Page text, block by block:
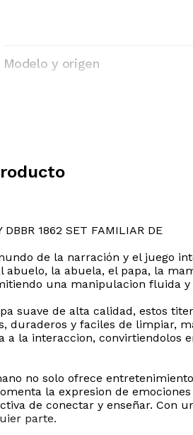
Modelo y origen
DBBR 1862 SET FAMILIAR DE
de la narración y el juego
la abuela, el papa, la
una manipulacion fluida
suave de alta calidad, estos
duraderos y faciles de limpiar,
a la interaccion,
no solo ofrece
la expresion de
de conectar y enseñar. Con
parte.